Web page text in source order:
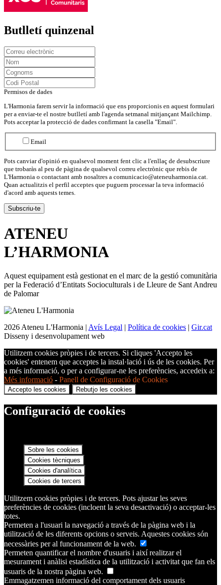
Butlletí quinzenal
Permisos de dades
L'Harmonia farem servir la informació que ens proporcionis en aquest formulari
per a enviar-te el nostre butlletí amb l'agenda setmanal mitjançant Mailchimp.
Pots acceptar la protecció de dades confirmant la casella "Email".
Email
Pots canviar d'opinió en qualsevol moment fent clic a l'enllaç de desubscriure
que trobaràs al peu de pàgina de qualsevol correu electrònic que rebis de
L'Harmonia o contactant amb nosaltres a comunicacio@ateneuharmonia.cat.
Quan actualitzis el perfil acceptes que puguem processar la teva informació
d'acord amb aquests temes.
ATENEU
L’HARMONIA
Aquest equipament està gestionat en el marc de la gestió comunitària
per la Federació d’Entitats Socioculturals i de Lleure de Sant Andreu
de Palomar
2026 Ateneu L'Harmonia | Avís Legal | Política de cookies | Gir.cat
Disseny i desenvolupament web
Utilitzem cookies pròpies i de tercers. Si cliques 'Accepto les
cookies' entenem que acceptes la instal·lació i ús de les cookies. Per
a més informació, o per a configurar-ne les preferències, accedeix a:
Més informació - Panell de Configuració de Cookies
Accepto les cookies Rebutjo les cookies
Configuració de cookies
Sobre les cookies
Cookies tècniques
Cookies d'analítica
Cookies de tercers
Utilitzem cookies pròpies i de tercers. Pots ajustar les seves
preferències de cookies (incloent la seva desactivació) o acceptar-les
totes.
Permeten a l'usuari la navegació a través de la pàgina web i la
utilització de les diferents opcions o serveis. Aquestes cookies són
necessàries per al funcionament de la web.
Permeten quantificar el nombre d'usuaris i així realitzar el
mesurament i anàlisi estadística de la utilització i activitat que fan els
usuaris de la nostra pàgina web.
Emmagatzemen informació del comportament dels usuaris